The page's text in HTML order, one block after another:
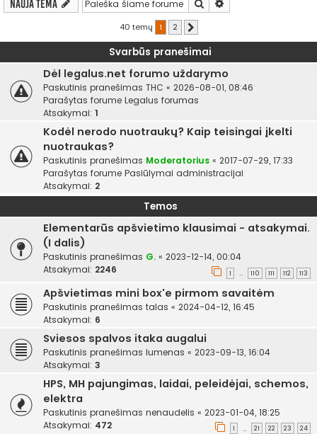
Nauja tema Ieškoti
40 temų 1 2
Svarbūs pranešimai
Dėl legalus.net forumo uždarymo
Paskutinis pranešimas THC « 2026-08-01, 08:46
Parašytas forume Legalus forumas
Atsakymai: 1
Kodėl nerodo nuotraukų? Kaip teisingai įkelti
nuotraukas?
Paskutinis pranešimas Moderatorius « 2017-07-29, 17:33
Parašytas forume Pasiūlymai administracijai
Atsakymai: 2
Temos
Elementarūs apšvietimo klausimai - atsakymai.
(I dalis)
Paskutinis pranešimas G. « 2023-12-14, 00:04
Atsakymai: 2246 1 … 110 111 112 113
Apšvietimas mini box'e pirmom savaitėm
Paskutinis pranešimas talas « 2024-04-12, 16:45
Atsakymai: 6
Sviesos spalvos itaka augalui
Paskutinis pranešimas lumenas « 2023-09-13, 16:04
Atsakymai: 3
HPS, MH pajungimas, laidai, peleidėjai, schemos,
elektra
Paskutinis pranešimas nenaudelis « 2023-01-04, 18:25
Atsakymai: 472 1 … 21 22 23 24